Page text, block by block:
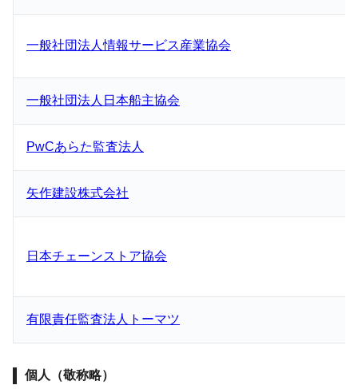
一般社団法人情報サービス産業協会
一般社団法人日本船主協会
PwCあらた監査法人
矢作建設株式会社
日本チェーンストア協会
有限責任監査法人トーマツ
個人（敬称略）